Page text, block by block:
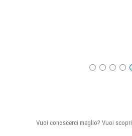
Vuoi conoscerci meglio? Vuoi